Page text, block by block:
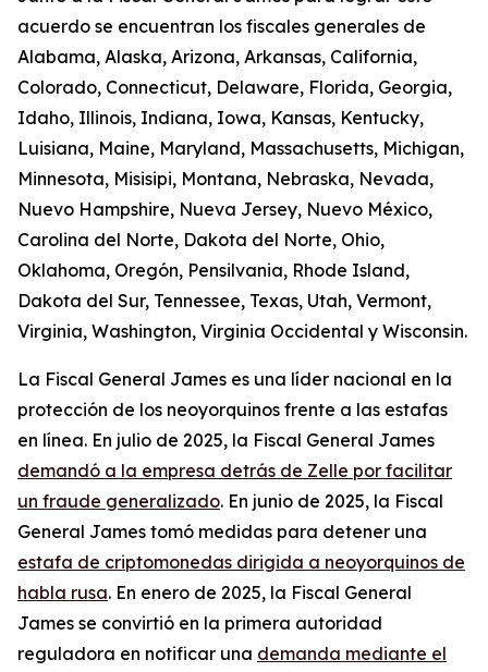
acuerdo se encuentran los fiscales generales de
Alabama, Alaska, Arizona, Arkansas, California,
Colorado, Connecticut, Delaware, Florida, Georgia,
Idaho, Illinois, Indiana, Iowa, Kansas, Kentucky,
Luisiana, Maine, Maryland, Massachusetts, Michigan,
Minnesota, Misisipi, Montana, Nebraska, Nevada,
Nuevo Hampshire, Nueva Jersey, Nuevo México,
Carolina del Norte, Dakota del Norte, Ohio,
Oklahoma, Oregón, Pensilvania, Rhode Island,
Dakota del Sur, Tennessee, Texas, Utah, Vermont,
Virginia, Washington, Virginia Occidental y Wisconsin.
La Fiscal General James es una líder nacional en la
protección de los neoyorquinos frente a las estafas
en línea. En julio de 2025, la Fiscal General James
demandó a la empresa detrás de Zelle por facilitar
un fraude generalizado. En junio de 2025, la Fiscal
General James tomó medidas para detener una
estafa de criptomonedas dirigida a neoyorquinos de
habla rusa. En enero de 2025, la Fiscal General
James se convirtió en la primera autoridad
reguladora en notificar una demanda mediante el